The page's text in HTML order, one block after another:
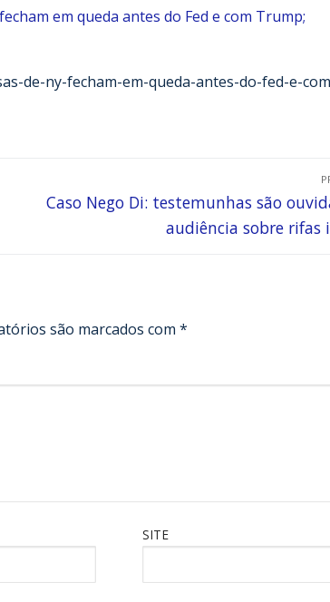
em queda antes do Fed e com Trump;
de-ny-fecham-em-queda-antes-do-fed-e-
Caso Nego Di: testemunhas são
audiência sobre rifas
são marcados com *
SITE